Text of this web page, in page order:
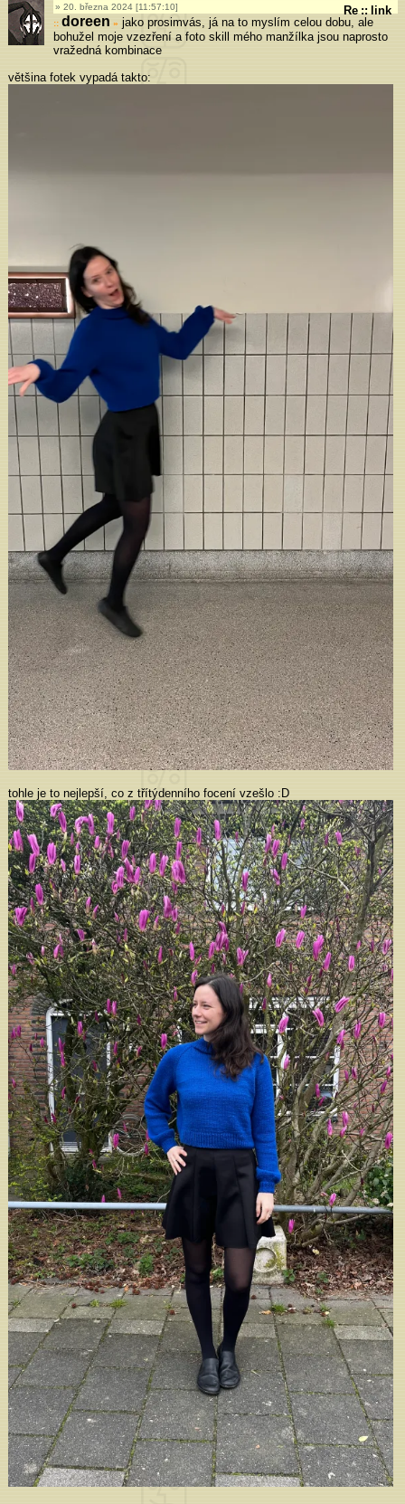
20. března 2024 [11:57:10] Re :: link
doreen » jako prosimvás, já na to myslím celou dobu, ale
bohužel moje vzezření a foto skill mého manžílka jsou naprosto
vražedná kombinace
většina fotek vypadá takto:
tohle je to nejlepší, co z třítýdenního focení vzešlo :D